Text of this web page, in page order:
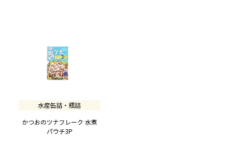
水産缶詰・瓶詰
かつおのツナフレーク 水煮
パウチ3P